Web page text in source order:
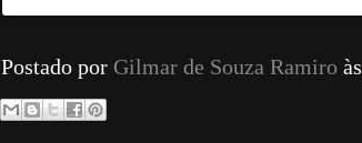
Postado por Gilmar de Souza Ramiro às